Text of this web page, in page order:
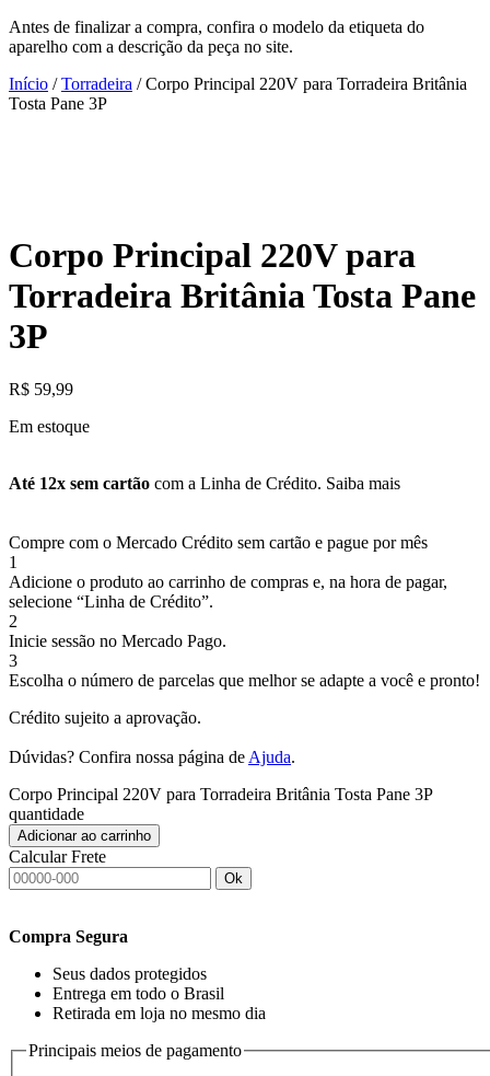
Antes de finalizar a compra, confira o modelo da etiqueta do
aparelho com a descrição da peça no site.
Início /Torradeira /Corpo Principal 220V para Torradeira Britânia
Tosta Pane 3P
Corpo Principal 220V para
Torradeira Britânia Tosta Pane
3P
R$ 59,99
Em estoque
Até 12x sem cartão com a Linha de Crédito. Saiba mais
Compre com o Mercado Crédito sem cartão e pague por mês
1
Adicione o produto ao carrinho de compras e, na hora de pagar,
selecione “Linha de Crédito”.
2
Inicie sessão no Mercado Pago.
3
Escolha o número de parcelas que melhor se adapte a você e pronto!
Crédito sujeito a aprovação.
Dúvidas? Confira nossa página deAjuda.
Corpo Principal 220V para Torradeira Britânia Tosta Pane 3P
quantidade
Adicionar ao carrinho
Calcular Frete
Ok
Compra Segura
Seus dados protegidos
Entrega em todo o Brasil
Retirada em loja no mesmo dia
Principais meios de pagamento